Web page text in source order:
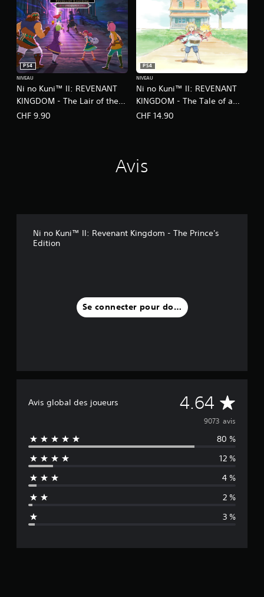
Ni no Kuni™ II: REVENANT
KINGDOM - The Lair of the
Lost Lord
PS4
NIVEAU
CHF 9.90
Ni no Kuni™ II: REVENANT
KINGDOM - The Tale of a
Timeless Tome
PS4
NIVEAU
CHF 14.90
Avis
Ni no Kuni™ II: Revenant Kingdom - The Prince's
Edition
Se connecter pour donner un avis
Avis global des joueurs 4.64 M
o
y
e
n
d
9073 avis
80 %
12 %
4 %
2 %
3 %